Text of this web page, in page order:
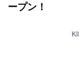
ープン！